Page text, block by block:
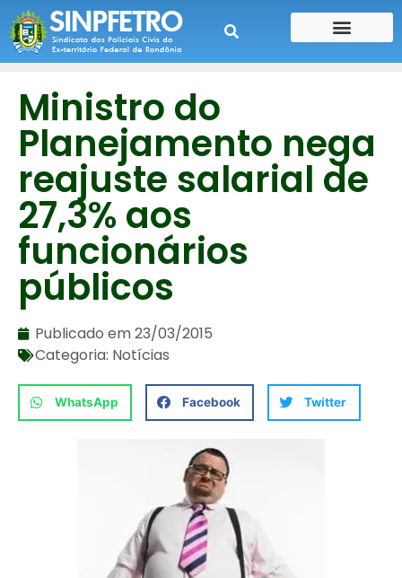
Ministro do
Planejamento nega
reajuste salarial de
27,3% aos
funcionários
públicos
Publicado em23/03/2015
Categoria: Notícias
WhatsApp Facebook Twitter